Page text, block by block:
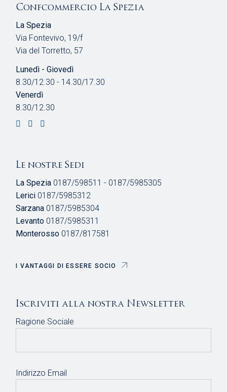
Confcommercio La Spezia
La Spezia
Via Fontevivo, 19/f
Via del Torretto, 57
Lunedì - Giovedì
8.30/12.30 - 14.30/17.30
Venerdì
8.30/12.30
Le nostre Sedi
La Spezia 0187/598511 - 0187/5985305
Lerici 0187/5985312
Sarzana 0187/5985304
Levanto 0187/5985311
Monterosso 0187/817581
I VANTAGGI DI ESSERE SOCIO
Iscriviti alla nostra Newsletter
Ragione Sociale
Indirizzo Email